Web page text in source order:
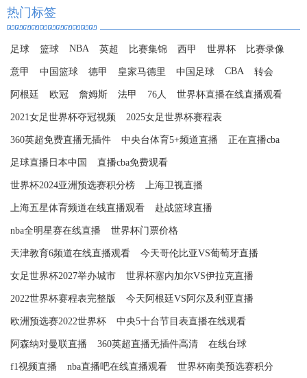
热门标签
足球 篮球 NBA 英超 比赛集锦 西甲 世界杯 比赛录像
意甲 中国篮球 德甲 皇家马德里 中国足球 CBA 转会
阿根廷 欧冠 詹姆斯 法甲 76人 世界杯直播在线直播观看
2021女足世界杯夺冠视频 2025女足世界杯赛程表
360英超免费直播无插件 中央台体育5+频道直播 正在直播cba
足球直播日本中国 直播cba免费观看
世界杯2024亚洲预选赛积分榜 上海卫视直播
上海五星体育频道在线直播观看 赴战篮球直播
nba全明星赛在线直播 世界杯门票价格
天津教育6频道在线直播观看 今天哥伦比亚VS葡萄牙直播
女足世界杯2027举办城市 世界杯塞内加尔VS伊拉克直播
2022世界杯赛程表完整版 今天阿根廷VS阿尔及利亚直播
欧洲预选赛2022世界杯 中央5十台节目表直播在线观看
阿森纳对曼联直播 360英超直播无插件高清 在线台球
f1视频直播 nba直播吧在线直播观看 世界杯南美预选赛积分